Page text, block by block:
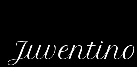
Juventino